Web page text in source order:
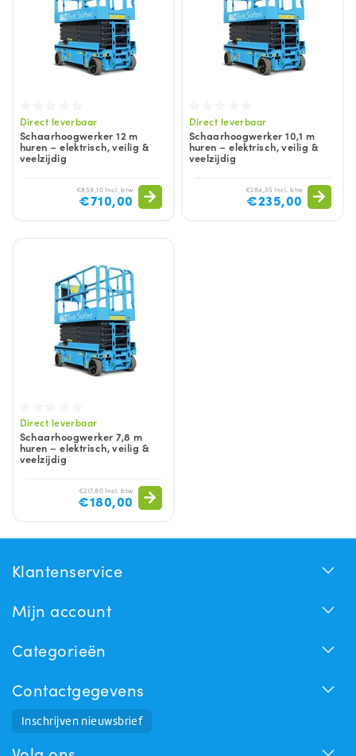
Direct leverbaar
Schaarhoogwerker 12 m
huren – elektrisch, veilig &
veelzijdig
€859,10 Incl. btw
€710,00
Direct leverbaar
Schaarhoogwerker 10,1 m
huren – elektrisch, veilig &
veelzijdig
€284,35 Incl. btw
€235,00
Direct leverbaar
Schaarhoogwerker 7,8 m
huren – elektrisch, veilig &
veelzijdig
€217,80 Incl. btw
€180,00
Klantenservice
Mijn account
Categorieën
Contactgegevens
Inschrijven nieuwsbrief